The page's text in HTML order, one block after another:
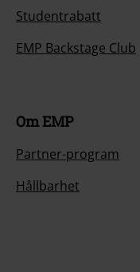
Studentrabatt
EMP Backstage Club
Om EMP
Partner-program
Hållbarhet